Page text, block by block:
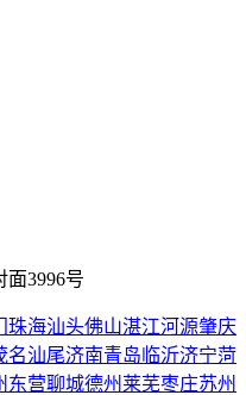
3996号
珠海汕头佛山湛江河源肇庆
名汕尾济南青岛 临沂济宁菏
东营聊城德州莱芜枣庄苏州